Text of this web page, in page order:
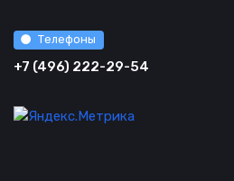
Телефоны
+7 (496) 222-29-54